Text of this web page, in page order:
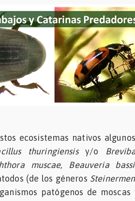
ecosistemas nativos
thuringiensisy/o
muscae, Beauveria
(de los géneros
patógenos de